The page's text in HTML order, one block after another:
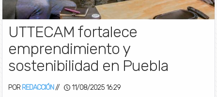
UTTECAM fortalece
emprendimiento y
sostenibilidad en Puebla
POR REDACCIÓN // 11/08/2025 16:29